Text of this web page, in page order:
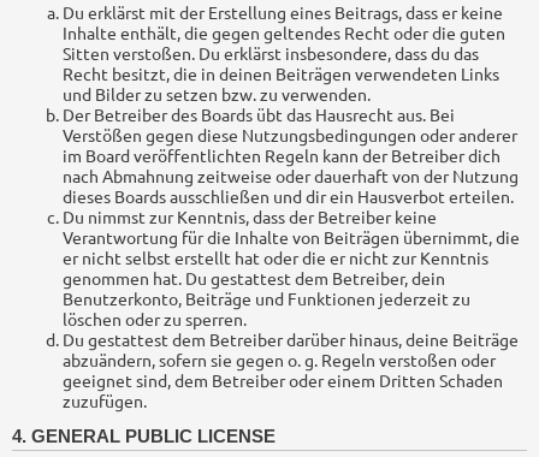
Du erklärst mit der Erstellung eines Beitrags, dass er keine
Inhalte enthält, die gegen geltendes Recht oder die guten
Sitten verstoßen. Du erklärst insbesondere, dass du das
Recht besitzt, die in deinen Beiträgen verwendeten Links
und Bilder zu setzen bzw. zu verwenden.
Der Betreiber des Boards übt das Hausrecht aus. Bei
Verstößen gegen diese Nutzungsbedingungen oder anderer
im Board veröffentlichten Regeln kann der Betreiber dich
nach Abmahnung zeitweise oder dauerhaft von der Nutzung
dieses Boards ausschließen und dir ein Hausverbot erteilen.
Du nimmst zur Kenntnis, dass der Betreiber keine
Verantwortung für die Inhalte von Beiträgen übernimmt, die
er nicht selbst erstellt hat oder die er nicht zur Kenntnis
genommen hat. Du gestattest dem Betreiber, dein
Benutzerkonto, Beiträge und Funktionen jederzeit zu
löschen oder zu sperren.
Du gestattest dem Betreiber darüber hinaus, deine Beiträge
abzuändern, sofern sie gegen o. g. Regeln verstoßen oder
geeignet sind, dem Betreiber oder einem Dritten Schaden
zuzufügen.
4. GENERAL PUBLIC LICENSE